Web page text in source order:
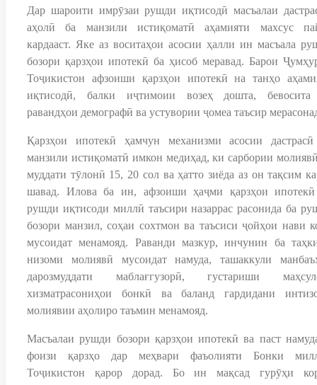
Дар шароити имрӯзаи рушди иқтисодӣ масъалаи
аҳолӣ ба манзили истиқоматӣ аҳамияти махсус
кардааст. Яке аз воситаҳои асосии ҳалли ин масъала
бозори қарзҳои ипотекӣ ба ҳисоб меравад. Барои
Тоҷикистон афзоиши қарзҳои ипотекӣ на танҳо
иқтисодӣ, балки иҷтимоии возеҳ дошта,
равандҳои демографӣ ва устувории ҷомеа таъсир
Қарзҳои ипотекӣ ҳамчун механизми асосии
манзили истиқоматӣ имкон медиҳад, ки сарбории
муддати тӯлонӣ 15, 20 сол ва ҳатто зиёда аз он тақсим
шавад. Илова ба ин, афзоиши ҳаҷми қарзҳои
рушди иқтисоди миллӣ таъсири назаррас расонида ба
бозори манзил, соҳаи сохтмон ва таъсиси ҷойҳои нави
мусоидат менамояд. Раванди мазкур, инчунин ба
низоми молиявӣ мусоидат намуда, ташаккули
дарозмуддати маблағгузорӣ, густариши
хизматрасониҳои бонкӣ ва баланд гардидани
молиявии аҳолиро таъмин менамояд.
Масъалаи рушди бозори қарзҳои ипотекӣ ва паст
фоизи қарзҳо дар меҳвари фаъолияти Бонки
Тоҷикистон қарор дорад. Бо ин мақсад гурӯҳи